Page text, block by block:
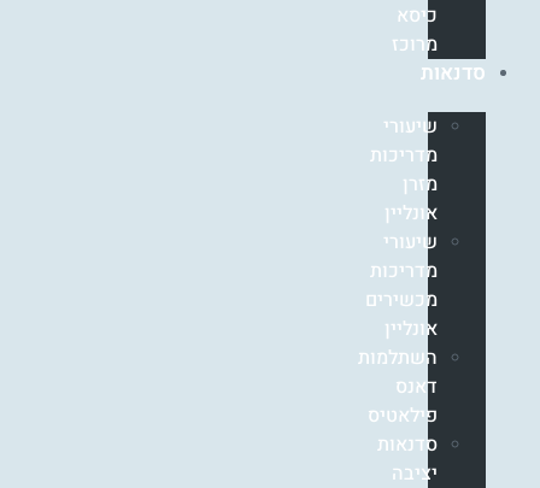
כיסא
מרוכז
סדנאות
שיעורי
מדריכות
מזרן
אונליין
שיעורי
מדריכות
מכשירים
אונליין
השתלמות
דאנס
פילאטיס
סדנאות
יציבה